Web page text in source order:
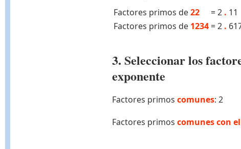
Factores primos de22 =2 . 11
Factores primos de 1234 =2 .
3. Seleccionar los
exponente
Factores primos comunes: 2
Factores primos comunes con